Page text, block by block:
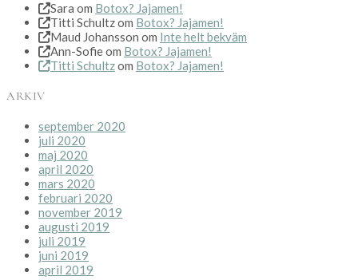
Sara om Botox? Jajamen!
Titti Schultzom Botox? Jajamen!
Maud Johansson om Inte helt bekväm
Ann-Sofieom Botox? Jajamen!
Titti Schultzom Botox? Jajamen!
ARKIV
september 2020
juli 2020
maj 2020
april 2020
mars 2020
februari 2020
november 2019
augusti 2019
juli 2019
juni 2019
april 2019